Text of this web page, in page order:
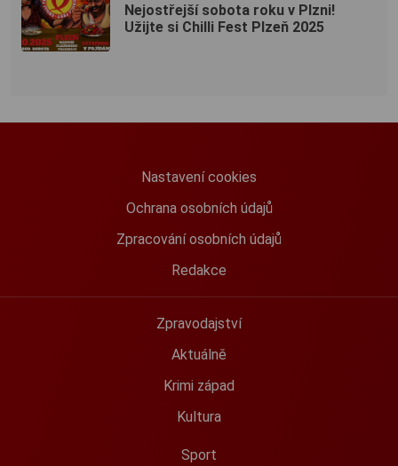
Nejostřejší sobota roku v Plzni!
Užijte si Chilli Fest Plzeň 2025
Nastavení cookies
Ochrana osobních údajů
Zpracování osobních údajů
Redakce
Zpravodajství
Aktuálně
Krimi západ
Kultura
Sport